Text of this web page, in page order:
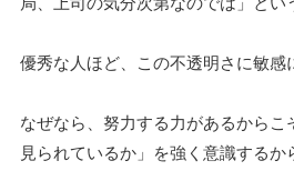
優秀な人ほど、この不透明さに敏感
なぜなら、努力する力があるからこ
見られているか」を強く意識するか